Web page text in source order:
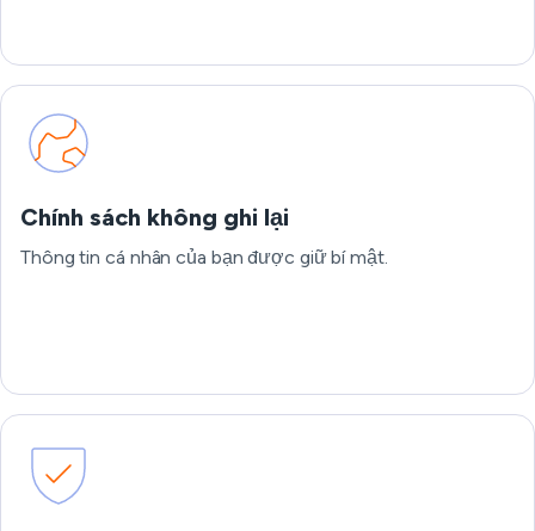
Chính sách không ghi lại
Thông tin cá nhân của bạn được giữ bí mật.